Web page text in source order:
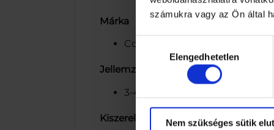
számukra vagy az Ön által
Hozzájárulás
kiválasztásaElengedhetetlen
Nem szükséges sütik
Márka
Coop
Jellemzők
3-4 adag
Kiszerelés